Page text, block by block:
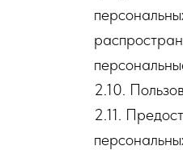
2.10.
2.11.